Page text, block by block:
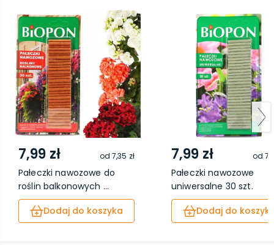
7,99 zł od7,35 zł
Pałeczki nawozowe do
roślin balkonowych ...
Dodaj do koszyka
7,99 zł od
Pałeczki nawozowe
uniwersalne 30 szt.
Dodaj do